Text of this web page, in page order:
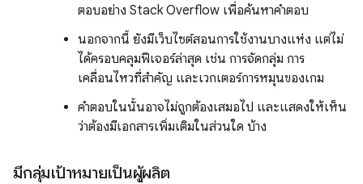
ตอบอย่าง Stack Overflow เพื่อค้นหาคำตอบ
นอกจากนี้ ยังมีเว็บไซต์สอนการใช้งานบางแห่ง แต่ไม่
ได้ครอบคลุมฟีเจอร์ล่าสุด เช่น การจัดกลุ่ม การ
เคลื่อนไหวที่สำคัญ และเวกเตอร์การหมุนของเกม
คำตอบในนั้นอาจไม่ถูกต้องเสมอไป และแสดงให้เห็น
ว่าต้องมีเอกสารเพิ่มเติมในส่วนใด บ้าง
มีกลุ่มเป้าหมายเป็นผู้ผลิต